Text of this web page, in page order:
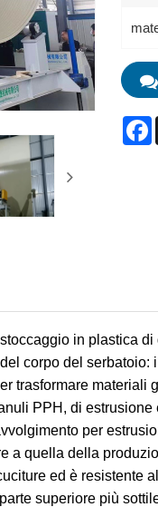
in plastica
corpo del
trasformare materiali
PPH, di
per
a quella della
ed è resistente
superiore più